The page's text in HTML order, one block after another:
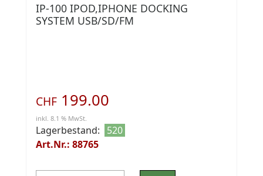
IP-100 IPOD,IPHONE DOCKING
SYSTEM USB/SD/FM
CHF 199.00
inkl. 8.1 % MwSt.
Lagerbestand:
520
Art.Nr.: 88765